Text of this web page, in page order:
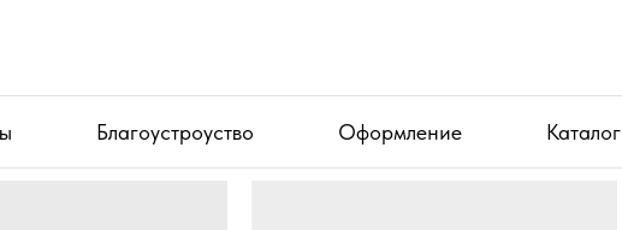
Благоустроуство Оформление Каталог
Благоустроуство Оформление Каталог